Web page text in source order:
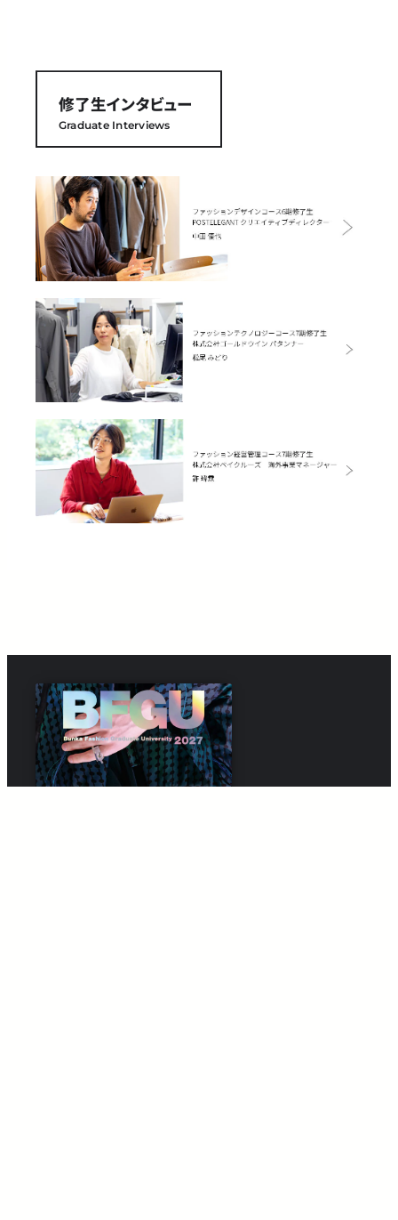
修了生インタビュー
Graduate Interviews